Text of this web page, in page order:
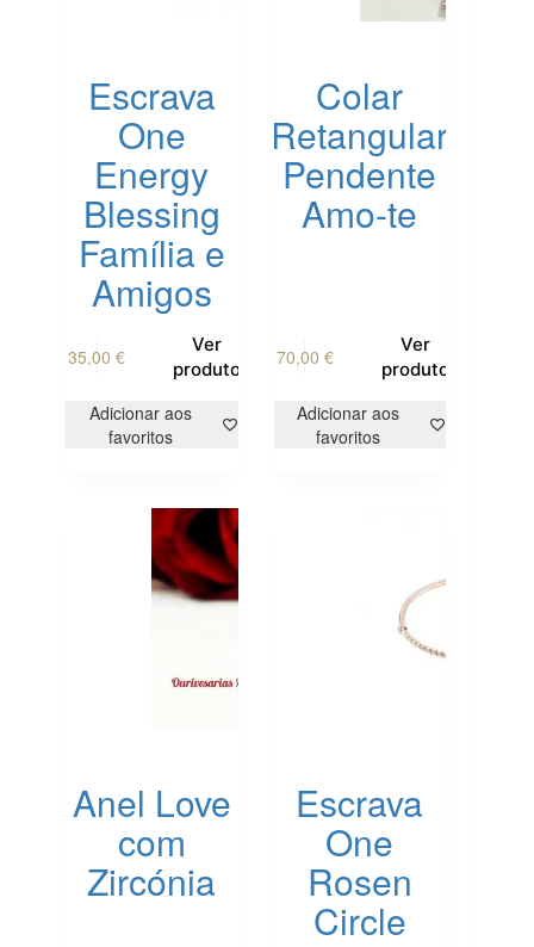
Escrava
One
Energy
Blessing
Família e
Amigos
35,00€
Ver
produto
Adicionar aos
favoritos
Colar
Retangular
Pendente
Amo-te
70,00 €
Ver
produto
product
multiple
variants.
Adicionar aos
favoritos
Anel Love
com
Zircónia
Escrava
One
Rosen
Circle